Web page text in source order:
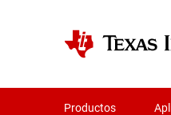
Productos